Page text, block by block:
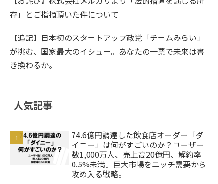
存」とご指摘頂いた件について
【追記】日本初のスタートアップ政党「チームみらい」
が挑む、国家最大のイシュー。あなたの一票で未来は書
き換わるか。
人気記事
74.6億円調達した飲食店オーダー「ダ
イニー」は何がすごいのか？ユーザー
数1,000万人、売上高20億円、解約率
0.5%未満。巨大市場をニッチ需要から
攻め入る戦略。